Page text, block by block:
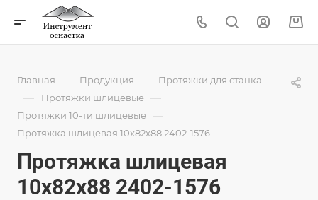
Главная — Продукция — Протяжки для станка
— Протяжки шлицевые —
Протяжки 10-ти шлицевые —
Протяжка шлицевая 10x82x88 2402-1576
Протяжка шлицевая
10x82x88 2402-1576